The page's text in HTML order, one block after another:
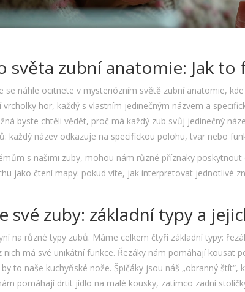
světa zubní anatomie: Jak to
se náhle ocitnete v mysteriózním světě zubní anatomie,
hor, každý s vlastním jedinečným názvem a
byste chtěli vědět, proč má každý zub svůj jedinečný
každý název odkazuje na specifickou polohu, tvar nebo
s našimi zuby, mohou nám různé příznaky
jako čtení mapy: pokud víte, jak interpretovat jednotlivé
své zuby: základní typy a
na různé typy zubů. Máme celkem čtyři základní typy:
nich má své unikátní funkce. Řezáky nám pomáhají kousat
to naše kuchyňské nože. Špičáky jsou náš „obranný
pomáhají drtit jídlo na malé kousky, zatímco zadní